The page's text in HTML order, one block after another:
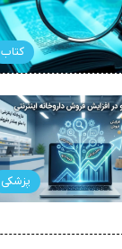
کتاب
پزشکی